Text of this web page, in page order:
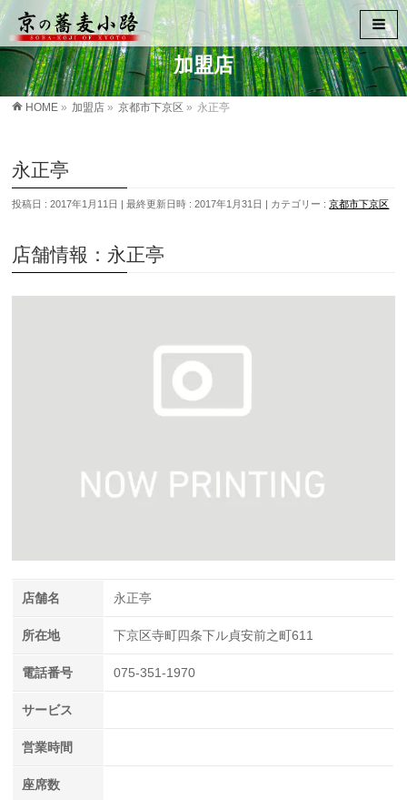
加盟店
HOME » 加盟店 » 京都市下京区 » 永正亭
永正亭
投稿日 : 2017年1月11日 最終更新日時 : 2017年1月31日 カテゴリー :京都市下京区
店舗情報：永正亭
店舗名 永正亭
所在地 下京区寺町四条下ル貞安前之町611
電話番号 075-351-1970
サービス
営業時間
座席数